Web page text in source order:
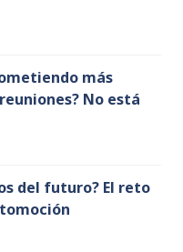
más
No está
del futuro? El reto